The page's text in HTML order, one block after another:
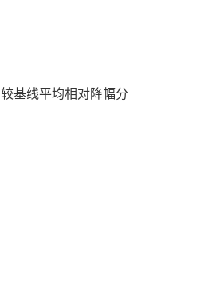
基线平均相对降幅分